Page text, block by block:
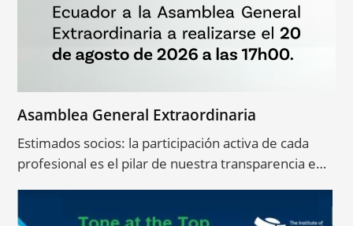
Asamblea General Extraordinaria
Estimados socios: la participación activa de cada
profesional es el pilar de nuestra transparencia e…